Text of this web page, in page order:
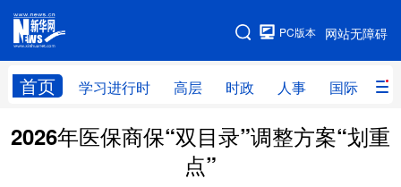
网站无障碍
PC版本
首页 学习进行时 高层 时政 人事 国际 财
网站地图
学习进行时 高层 时政 人事
2026年医保商保“双目录”调整方案“划重
点”